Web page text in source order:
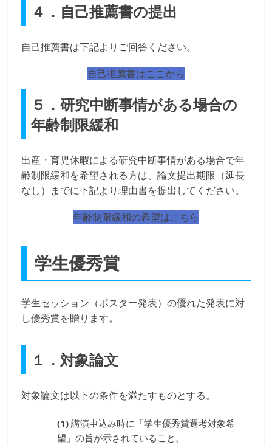
４．自己推薦書の提出
自己推薦書は下記よりご回答ください。
自己推薦書はここから
５．研究中断事情がある場合の
年齢制限緩和
出産・育児休暇による研究中断事情がある場合で年
齢制限緩和を希望される方は、論文提出期限（延長
なし）までに下記より理由書を提出してください。
年齢制限緩和の希望はこちら
学生優秀賞
学生セッション（ポスター発表）の優れた発表に対
し優秀賞を贈ります。
１．対象論文
対象論文は以下の条件を満たすものとする。
講演申込み時に「学生優秀賞選考対象希
望」の旨が示されていること。